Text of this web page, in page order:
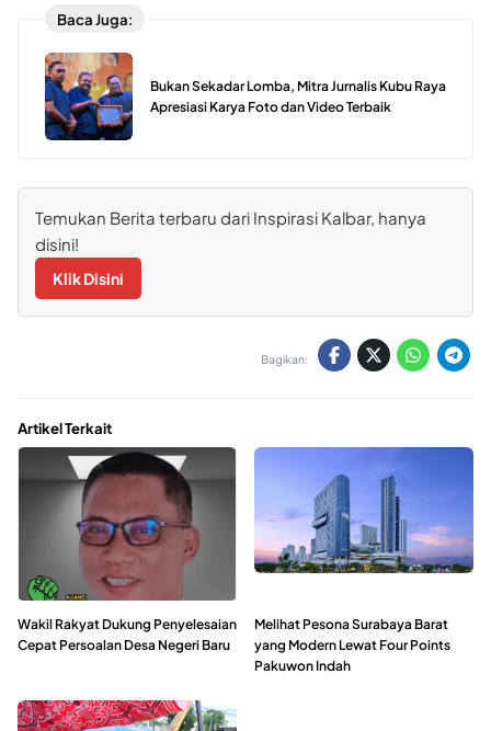
Baca Juga:
Bukan Sekadar Lomba, Mitra Jurnalis Kubu Raya
Apresiasi Karya Foto dan Video Terbaik
Temukan Berita terbaru dari Inspirasi Kalbar, hanya
disini!
Klik Disini
Bagikan:
Artikel Terkait
Wakil Rakyat Dukung Penyelesaian
Cepat Persoalan Desa Negeri Baru
Melihat Pesona Surabaya Barat
yang Modern Lewat Four Points
Pakuwon Indah